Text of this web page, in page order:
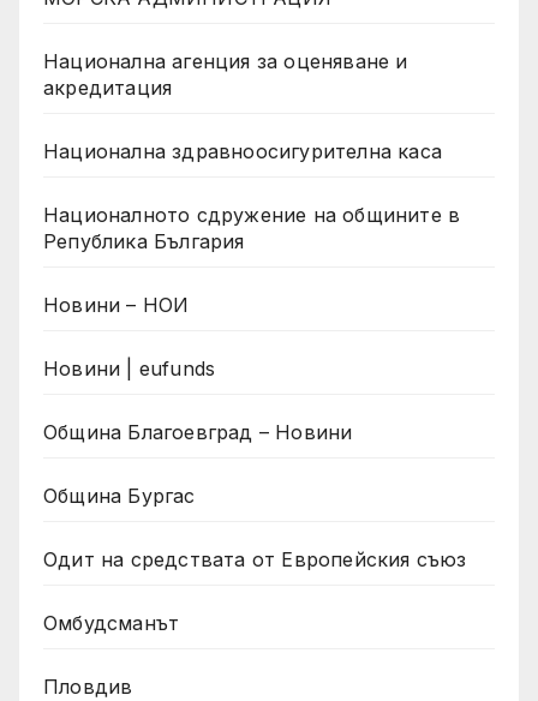
Национална агенция за оценяване и
акредитация
Национална здравноосигурителна каса
Националното сдружение на общините в
Република България
Новини – НОИ
Новини | eufunds
Община Благоевград – Новини
Община Бургас
Одит на средствата от Европейския съюз
Омбудсманът
Пловдив